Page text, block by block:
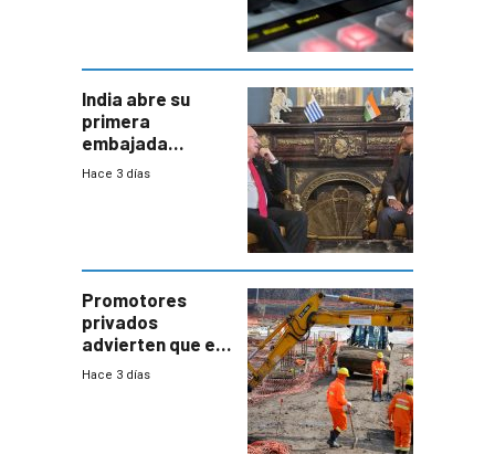
India abre su
primera
embajada
residente en
enorme
potencial
Hace 3 días
Promotores
privados
advierten que el
nuevo convenio
Hace 3 días